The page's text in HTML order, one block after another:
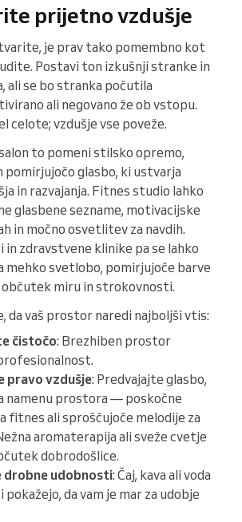
prijetno vzdušje
je prav tako pomembno kot
Postavi ton izkušnji stranke in
ali se bo stranka počutila
ali negovano že ob vstopu.
celote; vzdušje vse poveže.
to pomeni stilsko opremo,
pomirjujočo glasbo, ki ustvarja
in razvajanja. Fitnes studio lahko
glasbene sezname, motivacijske
in močno osvetlitev za navdih.
in zdravstvene klinike pa se lahko
mehko svetlobo, pomirjujoče barve
občutek miru in strokovnosti.
da vaš prostor naredi najboljši vtis:
čistočo: Brezhiben prostor
pravo vzdušje: Predvajajte glasbo,
namenu prostora — poskočne
fitnes ali sproščujoče melodije za
aromaterapija ali sveže cvetje
dobrodošlice.
drobne udobnosti: Čaj, kava ali voda
pokažejo, da vam je mar za udobje